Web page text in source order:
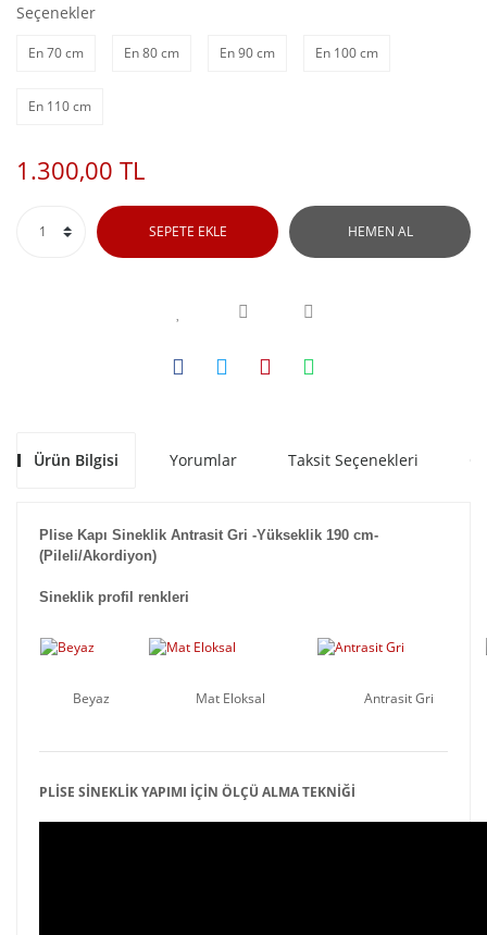
Seçenekler
En 70 cm En 80 cm En 90 cm En 100 cm
En 110 cm
1.300,00 TL
SEPETE EKLE HEMEN AL
Ürün Bilgisi Yorumlar Taksit Seçenekleri
Plise Kapı Sineklik Antrasit Gri -Yükseklik 190 cm-
(Pileli/Akordiyon)
Sineklik profil renkleri
Beyaz Mat Eloksal Antrasit Gri
PLİSE SİNEKLİK YAPIMI İÇİN ÖLÇÜ ALMA TEKNİĞİ